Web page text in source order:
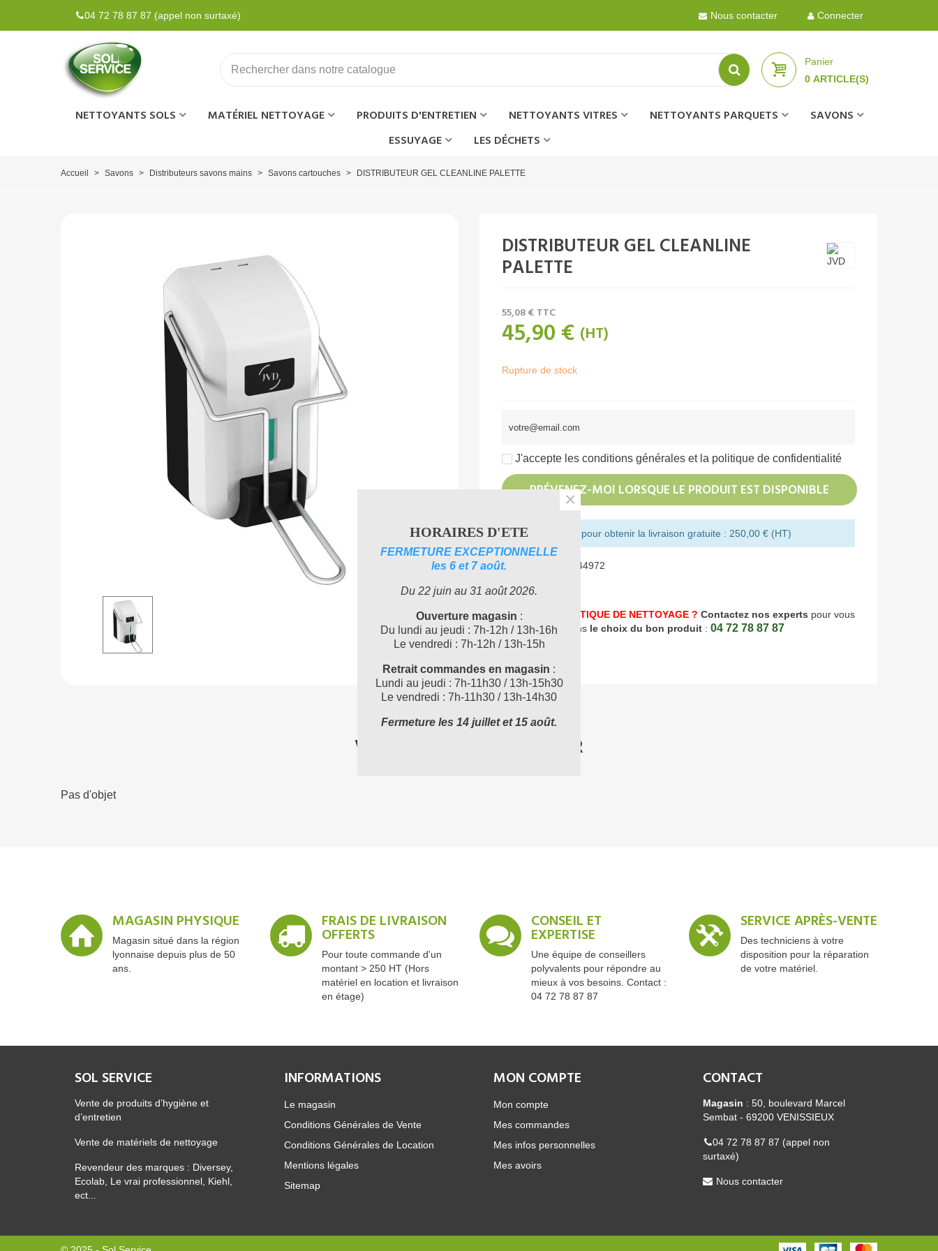
04 72 78 87 87 (appel non surtaxé) Nous contacter Connecter
Panier
0 ARTICLE(S)
NETTOYANTS SOLS MATÉRIEL NETTOYAGE PRODUITS D'ENTRETIEN NETTOYANTS VITRES NETTOYANTS PARQUETS
SAVONS
ESSUYAGE
LES DÉCHETS
Accueil > Savons > Distributeurs savons mains > Savons cartouches > DISTRIBUTEUR GEL CLEANLINE PALETTE
DISTRIBUTEUR GEL CLEANLINE
PALETTE
55,08 € TTC
45,90 € (HT)
Rupture de stock
J'accepte les conditions générales et la politique de confidentialité
PRÉVENEZ-MOI LORSQUE LE PRODUIT EST DISPONIBLE
Montant restant pour obtenir la livraison gratuite : 250,00 € (HT)
Référence: JVD844972
Aimer
UNE PROBLEMATIQUE DE NETTOYAGE ? Contactez nos experts pour vous
accompagner dans le choix du bon produit : 04 72 78 87 87
VOUS POUVEZ AUSSI AIMER
Pas d'objet
MAGASIN PHYSIQUE
Magasin situé dans la région
lyonnaise depuis plus de 50
ans.
FRAIS DE LIVRAISON
OFFERTS
Pour toute commande d'un
montant > 250 HT (Hors
matériel en location et livraison
en étage)
CONSEIL ET
EXPERTISE
Une équipe de conseillers
polyvalents pour répondre au
mieux à vos besoins. Contact :
04 72 78 87 87
SERVICE APRÈS-VENTE
Des techniciens à votre
disposition pour la réparation
de votre matériel.
INFORMATIONS
Le magasin
Conditions Générales de Vente
Conditions Générales de Location
Mentions légales
Sitemap
MON COMPTE
Mon compte
Mes commandes
Mes infos personnelles
Mes avoirs
SOL SERVICE
Vente de produits d’hygiène et
d’entretien
Vente de matériels de nettoyage
Revendeur des marques : Diversey,
Ecolab, Le vrai professionnel, Kiehl,
ect...
CONTACT
Magasin : 50, boulevard Marcel
Sembat - 69200 VENISSIEUX
04 72 78 87 87 (appel non
surtaxé)
Nous contacter
HORAIRES D'ETE
FERMETURE EXCEPTIONNELLE
les 6 et 7 août.
Du 22 juin au 31 août 2026.
Ouverture magasin :
Du lundi au jeudi : 7h-12h / 13h-16h
Le vendredi : 7h-12h / 13h-15h
Retrait commandes en magasin :
Lundi au jeudi : 7h-11h30 / 13h-15h30
Le vendredi : 7h-11h30 / 13h-14h30
Fermeture les 14 juillet et 15 août.
×